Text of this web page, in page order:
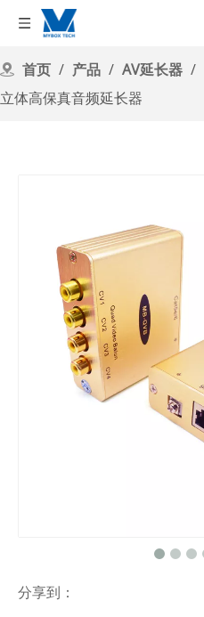
首页 / 产品 / AV延长器 /
立体高保真音频延长器
分享到：